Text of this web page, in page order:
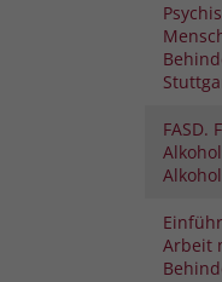
FASD.
Arbeit